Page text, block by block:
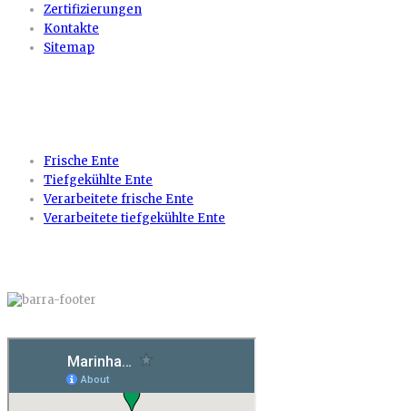
Zertifizierungen
Kontakte
Sitemap
Frische Ente
Tiefgekühlte Ente
Verarbeitete frische Ente
Verarbeitete tiefgekühlte Ente